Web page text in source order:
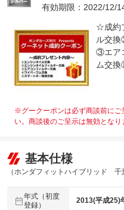
有効期限：2022/12/
☆成約
ル交
③エア
ム交
※グークーポンは必ず商談前にご
い。商談後のご呈示は無効となり
基本仕様
（ホンダフィットハイブリッド 千
年式（初度
登録）
2013(平成25)